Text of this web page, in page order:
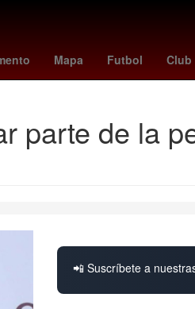
Mapa Futbol Club
2024 Derecho Aguascalientes
parte de la
📲 Suscríbete a